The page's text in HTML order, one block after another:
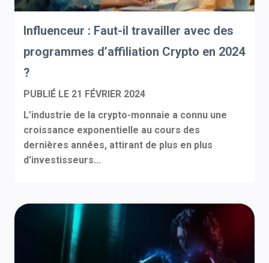
Influenceur : Faut-il travailler avec des
programmes d’affiliation Crypto en 2024
?
PUBLIÉ LE 21 FÉVRIER 2024
L’industrie de la crypto-monnaie a connu une
croissance exponentielle au cours des
dernières années, attirant de plus en plus
d’investisseurs...